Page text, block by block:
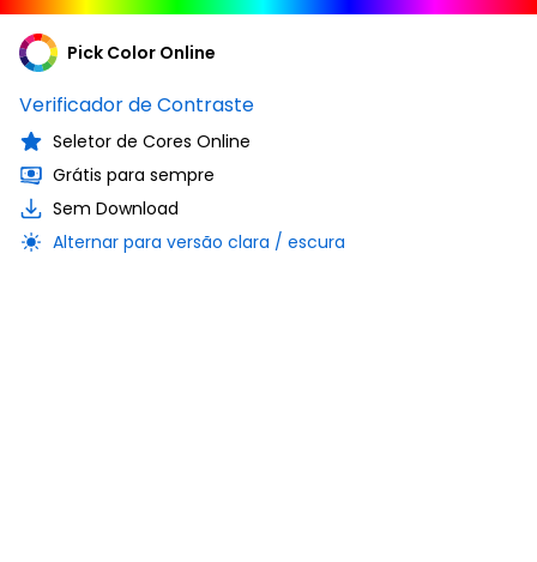
Pick Color Online
Verificador de Contraste
Seletor de Cores Online
Grátis para sempre
Sem Download
Alternar para versão clara / escura